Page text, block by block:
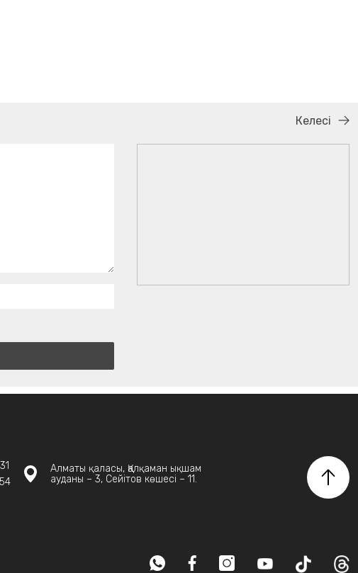
Келесі
Алматы қаласы, Қалқаман ықшам
ауданы – 3, Сейітов көшесі – 11.